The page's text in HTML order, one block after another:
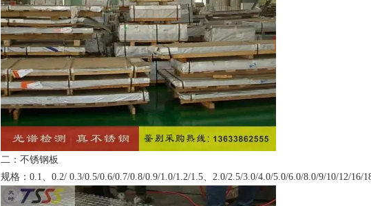
二：不锈钢板
规格：0.1、0.2/ 0.3/0.5/0.6/0.7/0.8/0.9/1.0/1.2/1.5、2.0/2.5/3.0/4.0/5.0/6.0/8.0/9/10/12/16/